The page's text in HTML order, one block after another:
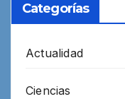
Categorías
Actualidad
Ciencias